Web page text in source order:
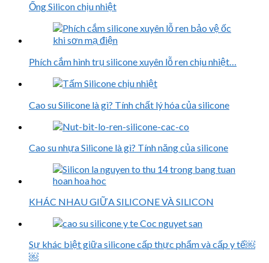
Ống Silicon chịu nhiệt
Phích cắm hình trụ silicone xuyên lỗ ren chịu nhiệt…
Cao su Silicone là gì? Tính chất lý hóa của silicone
Cao su nhựa Silicone là gì? Tính năng của silicone
KHÁC NHAU GIỮA SILICONE VÀ SILICON
Sự khác biệt giữa silicone cấp thực phẩm và cấp y tế￼
￼